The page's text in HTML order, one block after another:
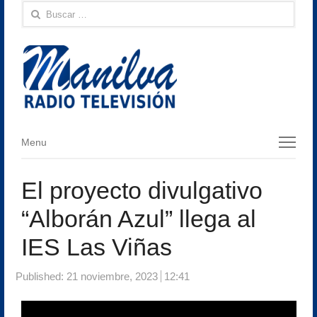
Buscar:
Menu
Menu
El proyecto divulgativo
“Alborán Azul” llega al
IES Las Viñas
Published: 21 noviembre, 2023 12:41